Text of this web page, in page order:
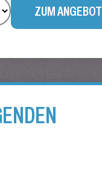
ZUM ANGEBOT